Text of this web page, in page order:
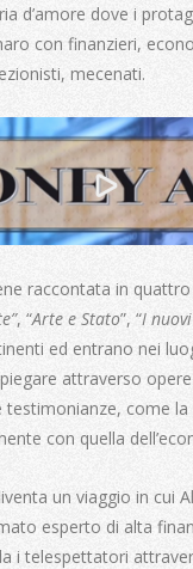
d’amore dove i
con finanzieri,
mecenati.
raccontata in
, “Arte e Stato”, “I
ed entrano nei
attraverso
come la
con quella
un viaggio in cui
esperto di alta
i telespettatori